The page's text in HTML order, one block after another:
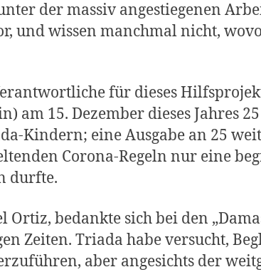
der massiv angestiegenen
und wissen manchmal nicht,
für dieses
am 15. Dezember dieses Jahres
Kindern; eine Ausgabe an 25
Corona-Regeln nur eine
durfte.
bedankte sich bei den
Zeiten. Triada habe versucht,
aber angesichts der